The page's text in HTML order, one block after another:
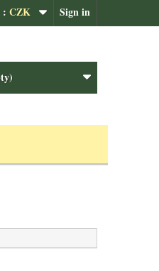
Sign in
: CZK